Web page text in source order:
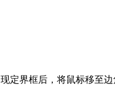
界框后，将鼠标移至